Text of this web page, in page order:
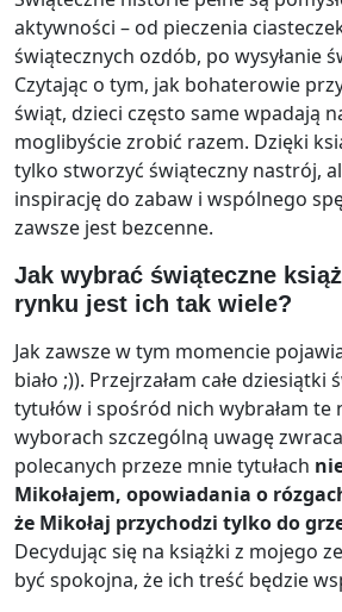
aktywności – od pieczenia
świątecznych ozdób, po wysyłanie
Czytając o tym, jak bohaterowie
świąt, dzieci często same wpadają
moglibyście zrobić razem. Dzięki
tylko stworzyć świąteczny nastrój,
inspirację do zabaw i wspólnego
zawsze jest bezcenne.
Jak wybrać świąteczne
rynku jest ich tak wiele?
Jak zawsze w tym momencie
biało ;)). Przejrzałam całe dziesiątki
tytułów i spośród nich wybrałam te
wyborach szczególną uwagę
polecanych przeze mnie tytułach
Mikołajem, opowiadania o
że Mikołaj przychodzi tylko do
Decydując się na książki z mojego
być spokojna, że ich treść będzie